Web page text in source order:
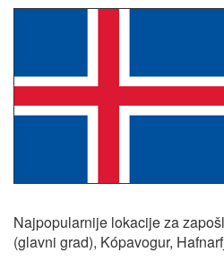
Najpopularnije lokacije za
(glavni grad), Kópavogur,